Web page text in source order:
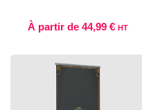
À partir de 44,99 € HT